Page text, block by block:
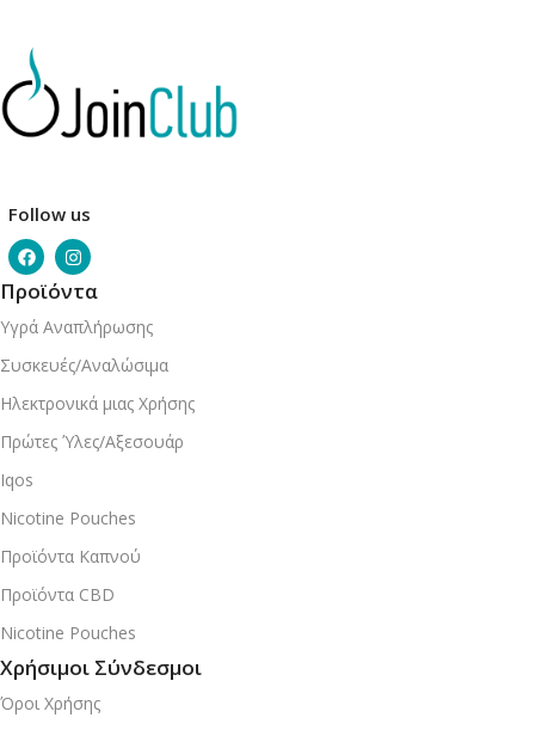
Follow us
Προϊόντα
Υγρά Αναπλήρωσης
Συσκευές/Αναλώσιμα
Ηλεκτρονικά μιας Χρήσης
Πρώτες Ύλες/Αξεσουάρ
Iqos
Nicotine Pouches
Προϊόντα Καπνού
Προϊόντα CBD
Nicotine Pouches
Χρήσιμοι Σύνδεσμοι
Όροι Χρήσης